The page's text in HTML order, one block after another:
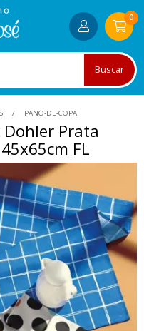
Buscar
0
PANO-DE-COPA
Prata
FL